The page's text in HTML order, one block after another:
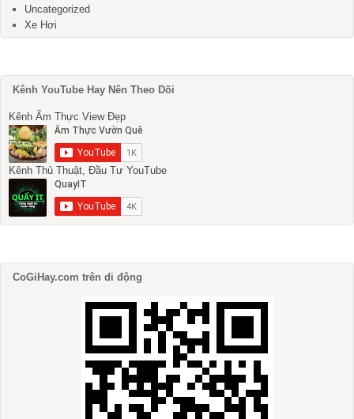
Uncategorized
Xe Hơi
Kênh YouTube Hay Nên Theo Dõi
Kênh Ẩm Thực View Đẹp
Kênh Thủ Thuật, Đầu Tư YouTube
CoGiHay.com trên di động